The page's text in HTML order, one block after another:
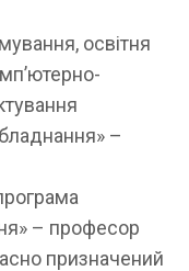
освітня
–
– професор
призначений